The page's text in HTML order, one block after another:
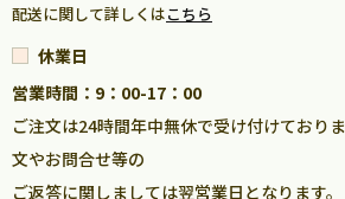
配送に関して詳しくはこちら
休業日
営業時間：9：00-17：00
ご注文は24時間年中無休で受け付けており
文やお問合せ等の
ご返答に関しましては翌営業日となります。